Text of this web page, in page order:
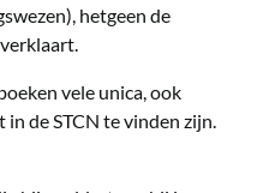
hetgeen de
vele unica, ook
de STCN te vinden zijn.